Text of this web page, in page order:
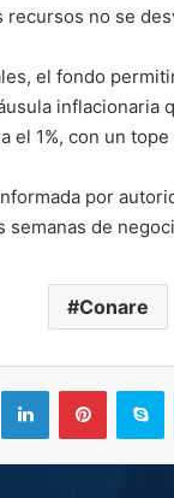
no se
el fondo
1%, con un tope
por
de
Conare
LinkedInPinterest